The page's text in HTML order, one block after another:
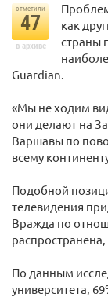
отметили
47
в архиве
как
страны
Guardian.
«Мы не ходим
они делают на
Варшавы по
всему
Подобной
телевидения
Вражда по
распространена,
По данным
университета,